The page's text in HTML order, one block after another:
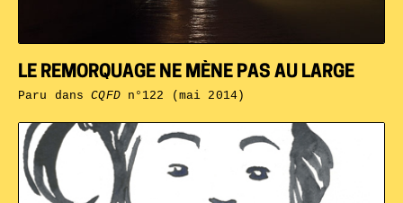
LE REMORQUAGE NE MÈNE PAS AU LARGE
Paru dansCQFDn°122 (mai 2014)